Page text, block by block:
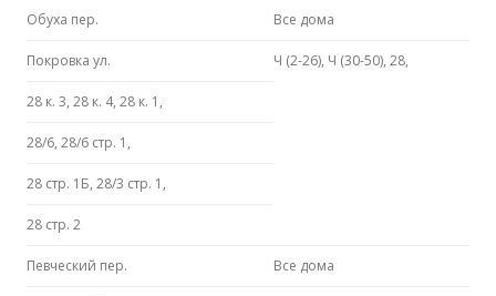
Обуха пер. Все дома
Покровка ул. Ч (2-26), Ч (30-50), 28,
28 к. 3, 28 к. 4, 28 к. 1,
28/6, 28/6 стр. 1,
28 стр. 1Б, 28/3 стр. 1,
28 стр. 2
Певческий пер. Все дома